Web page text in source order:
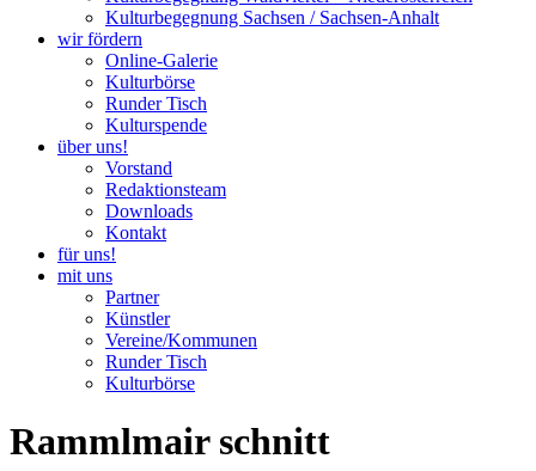
Kulturbegegnung Sachsen / Sachsen-Anhalt
wir fördern
Online-Galerie
Kulturbörse
Runder Tisch
Kulturspende
über uns!
Vorstand
Redaktionsteam
Downloads
Kontakt
für uns!
mit uns
Partner
Künstler
Vereine/Kommunen
Runder Tisch
Kulturbörse
Rammlmair schnitt